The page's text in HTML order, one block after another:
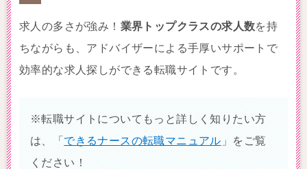
求人の多さが強み！ 業界トップクラスの求人数を持
ちながらも、アドバイザーによる手厚いサポートで
効率的な求人探しができる転職サイトです。
※転職サイトについてもっと詳しく知りたい方
は、「できるナースの転職マニュアル 」をご覧
ください！